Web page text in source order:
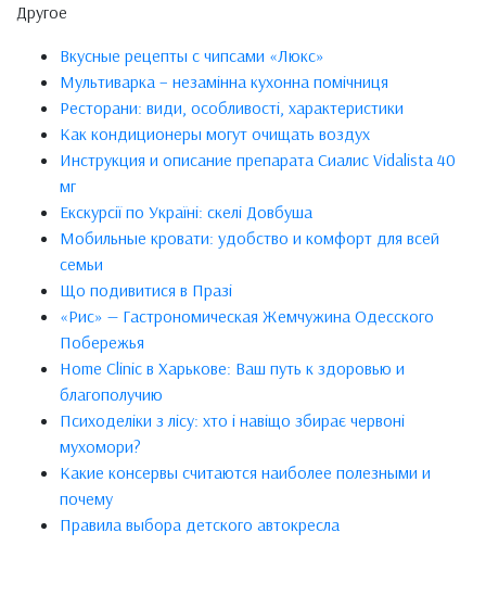
Другое
Вкусные рецепты с чипсами «Люкс»
Мультиварка – незамінна кухонна помічниця
Ресторани: види, особливості, характеристики
Как кондиционеры могут очищать воздух
Инструкция и описание препарата Сиалис Vidalista 40
мг
Екскурсії по Україні: скелі Довбуша
Мобильные кровати: удобство и комфорт для всей
семьи
Що подивитися в Празі
«Рис» — Гастрономическая Жемчужина Одесского
Побережья
Home Clinic в Харькове: Ваш путь к здоровью и
благополучию
Психоделіки з лісу: хто і навіщо збирає червоні
мухомори?
Какие консервы считаются наиболее полезными и
почему
Правила выбора детского автокресла